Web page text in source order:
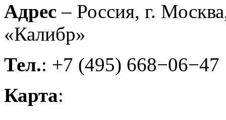
Адрес – Россия, г.
«Калибр»
Тел.: +7 (495) 668−06−47
Карта: